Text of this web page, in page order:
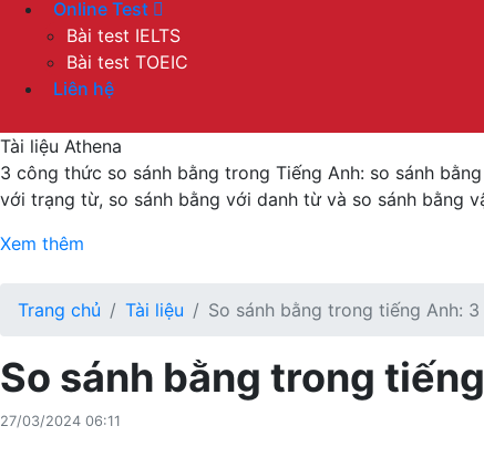
Online Test
Bài test IELTS
Bài test TOEIC
Liên hệ
Tài liệu Athena
3 công thức so sánh bằng trong Tiếng Anh: so sánh
với trạng từ, so sánh bằng với danh từ và so sánh bằng
Xem thêm
Trang chủ Tài liệu So sánh bằng trong tiếng Anh:
So sánh bằng trong
27/03/2024 06:11